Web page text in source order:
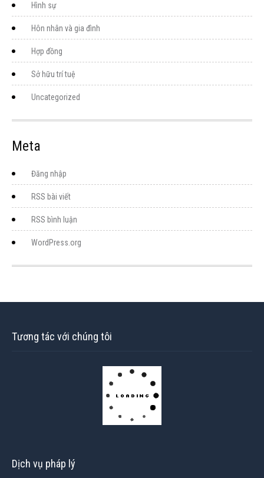
Hình sự
Hôn nhân và gia đình
Hợp đồng
Sở hữu trí tuệ
Uncategorized
Meta
Đăng nhập
RSS bài viết
RSS bình luận
WordPress.org
Tương tác với chúng tôi
Dịch vụ pháp lý